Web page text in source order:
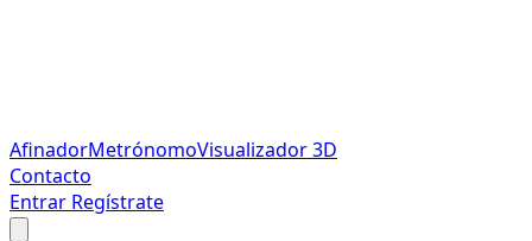
AfinadorMetrónomoVisualizador 3D
Contacto
Entrar Regístrate